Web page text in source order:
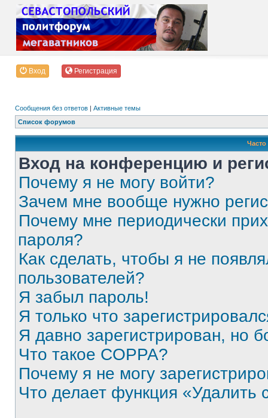
Вход Регистрация
Сообщения без ответов | Активные темы
Список форумов
Вход на конференцию и
Почему я не могу войти?
Зачем мне вообще нужно
Почему мне периодически
пароля?
Как сделать, чтобы я не
пользователей?
Я забыл пароль!
Я только что
Я давно зарегистрирован, но
Что такое COPPA?
Почему я не могу
Что делает функция «Удалить